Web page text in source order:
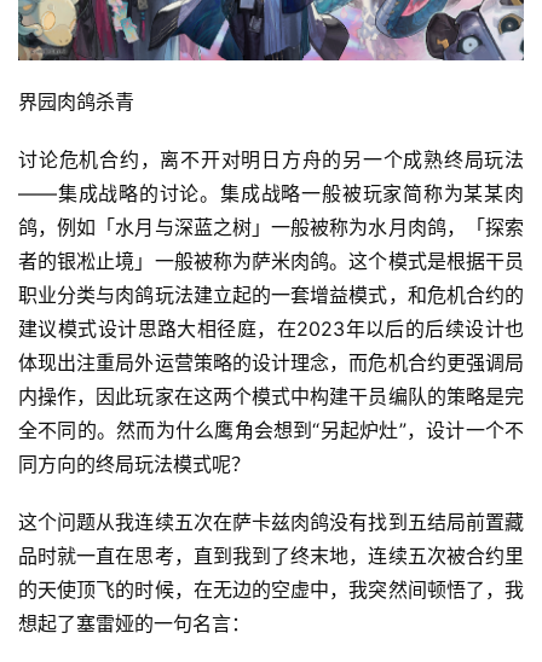
茶
原
戏
业
界
手
机
游
戏
机
戏
休
闲
界园肉鸽杀青
讨论危机合约，离不开对明日方舟的另一个成熟终局玩法
——集成战略的讨论。集成战略一般被玩家简称为某某肉
鸽，例如「水月与深蓝之树」一般被称为水月肉鸽，「探索
者的银凇止境」一般被称为萨米肉鸽。这个模式是根据干员
职业分类与肉鸽玩法建立起的一套增益模式，和危机合约的
建议模式设计思路大相径庭，在2023年以后的后续设计也
体现出注重局外运营策略的设计理念，而危机合约更强调局
内操作，因此玩家在这两个模式中构建干员编队的策略是完
全不同的。然而为什么鹰角会想到“另起炉灶”，设计一个不
同方向的终局玩法模式呢？
这个问题从我连续五次在萨卡兹肉鸽没有找到五结局前置藏
品时就一直在思考，直到我到了终末地，连续五次被合约里
的天使顶飞的时候，在无边的空虚中，我突然间顿悟了，我
想起了塞雷娅的一句名言：